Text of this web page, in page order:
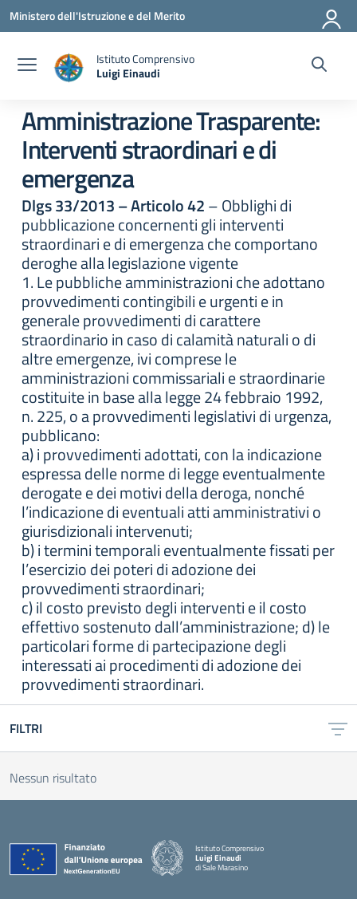
Vai ai contenuti
Vai al menu di navigazione
Vai al footer
Ministero dell'Istruzione e del Merito
Istituto Comprensivo
Luigi Einaudi
— Visita la pagina iniziale della scuola
Amministrazione Trasparente:
Interventi straordinari e di
emergenza
Dlgs 33/2013 – Articolo 42– Obblighi di
pubblicazione concernenti gli interventi
straordinari e di emergenza che comportano
deroghe alla legislazione vigente
1. Le pubbliche amministrazioni che adottano
provvedimenti contingibili e urgenti e in
generale provvedimenti di carattere
straordinario in caso di calamità naturali o di
altre emergenze, ivi comprese le
amministrazioni commissariali e straordinarie
costituite in base alla legge 24 febbraio 1992,
n. 225, o a provvedimenti legislativi di urgenza,
pubblicano:
a) i provvedimenti adottati, con la indicazione
espressa delle norme di legge eventualmente
derogate e dei motivi della deroga, nonché
l’indicazione di eventuali atti amministrativi o
giurisdizionali intervenuti;
b) i termini temporali eventualmente fissati per
l’esercizio dei poteri di adozione dei
provvedimenti straordinari;
c) il costo previsto degli interventi e il costo
effettivo sostenuto dall’amministrazione; d) le
particolari forme di partecipazione degli
interessati ai procedimenti di adozione dei
provvedimenti straordinari.
FILTRI
Nessun risultato
Istituto Comprensivo
Luigi Einaudi
di Sale Marasino